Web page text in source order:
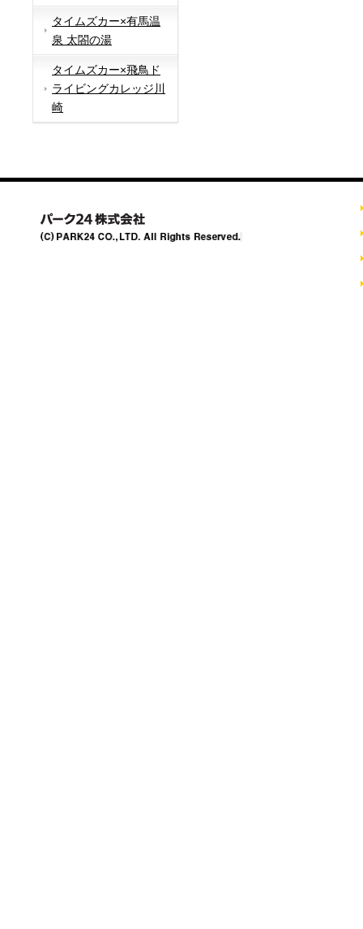
タイムズカー×有馬温
泉 太閤の湯
タイムズカー×飛鳥ド
ライビングカレッジ川
崎